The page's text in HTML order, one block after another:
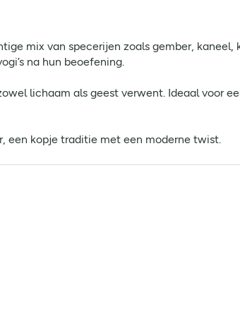
mix van specerijen zoals gember, kaneel,
na hun beoefening.
lichaam als geest verwent. Ideaal voor
een kopje traditie met een moderne twist.